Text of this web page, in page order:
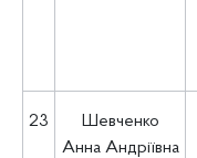
23
Шевченко
Анна Андріївна